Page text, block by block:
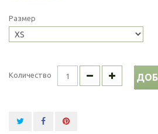
Размер
Количество